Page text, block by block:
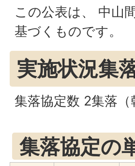
この公表は、 中山
基づくものです。
実施状況集
集落協定数 2集落
集落協定の